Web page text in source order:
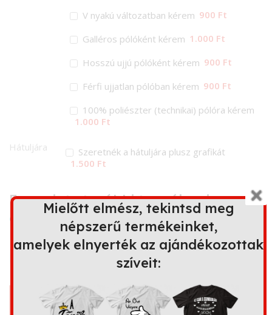
V nyakú változatban kérem 900 Ft
Galléros pólóként kérem 1.000 Ft
Hosszú ujjú pólóként kérem 900 Ft
Férfi ujjatlan pólóban kérem 900 Ft
100% poliészter (technikai) pólóra kérem
1.000 Ft
Hátuljára
Szeretnék a hátuljára plusz grafikát
1.500 Ft
Ez a minta további terméken is
elérhető
Bögre
Kapucnis
Párna Kötény
Mielőtt elmész, tekintsd meg
népszerű termékeinket,
amelyek elnyerték az ajándékozottak
szíveit: